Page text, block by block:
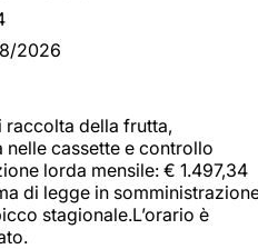
2026
raccolta della frutta,
cassette e controllo
lorda mensile: € 1.497,34
di legge in
stagionale.L’orario è